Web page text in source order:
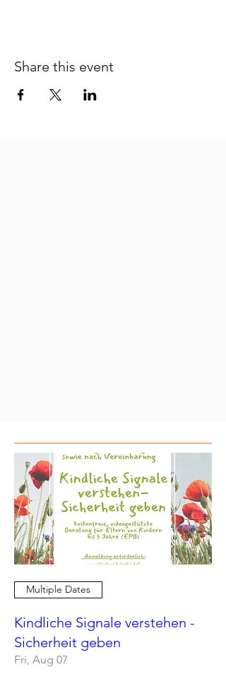
Share this event
Multiple Dates
Kindliche Signale verstehen -
Sicherheit geben
Fri, Aug 07